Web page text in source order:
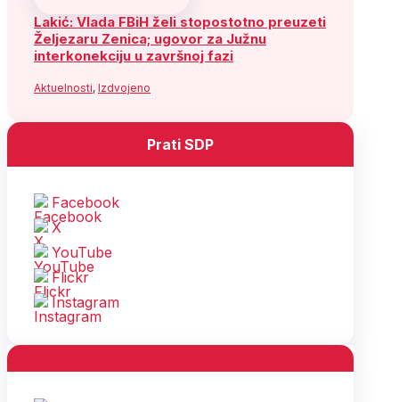
Lakić: Vlada FBiH želi stopostotno preuzeti
Željezaru Zenica; ugovor za Južnu
interkonekciju u završnoj fazi
Aktuelnosti, Izdvojeno
Prati SDP
Facebook
X
YouTube
Flickr
Instagram